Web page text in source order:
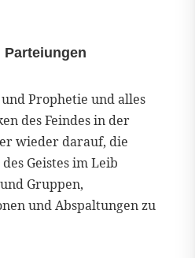
Parteiungen
Prophetie und alles
des Feindes in der
wieder darauf, die
Geistes im Leib
Gruppen,
und Abspaltungen zu